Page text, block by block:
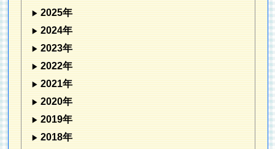
2025年
2024年
2023年
2022年
2021年
2020年
2019年
2018年